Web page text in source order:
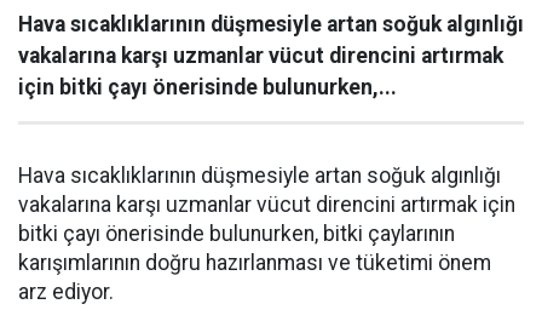
Hava sıcaklıklarının düşmesiyle artan soğuk algınlığı
vakalarına karşı uzmanlar vücut direncini artırmak
için bitki çayı önerisinde bulunurken,...
Hava sıcaklıklarının düşmesiyle artan soğuk algınlığı
vakalarına karşı uzmanlar vücut direncini artırmak için
bitki çayı önerisinde bulunurken, bitki çaylarının
karışımlarının doğru hazırlanması ve tüketimi önem
arz ediyor.